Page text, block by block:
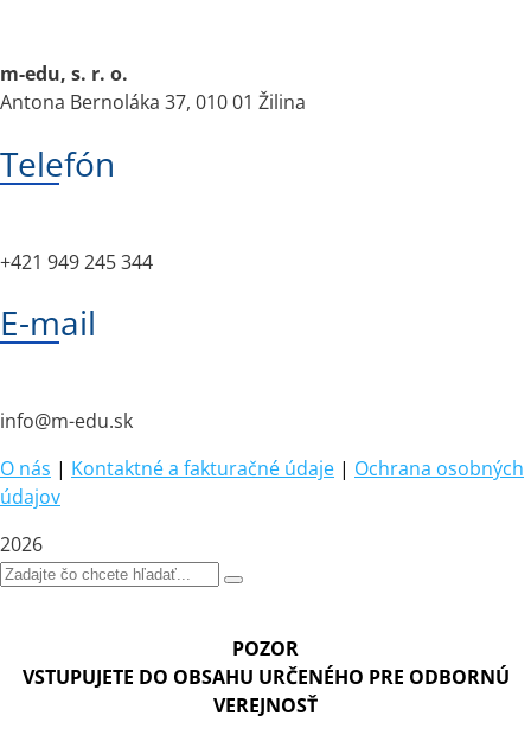
m-edu, s. r. o.
Antona Bernoláka 37, 010 01 Žilina
Telefón
+421 949 245 344
E-mail
info@m-edu.sk
O nás | Kontaktné a fakturačné údaje | Ochrana osobných
údajov
2026
POZOR
VSTUPUJETE DO OBSAHU URČENÉHO PRE ODBORNÚ
VEREJNOSŤ